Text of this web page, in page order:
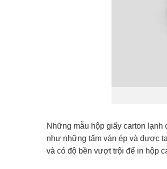
Những mẫu hộp giấy carton
như những tấm ván ép và được
và có độ bền vượt trội để in hộp